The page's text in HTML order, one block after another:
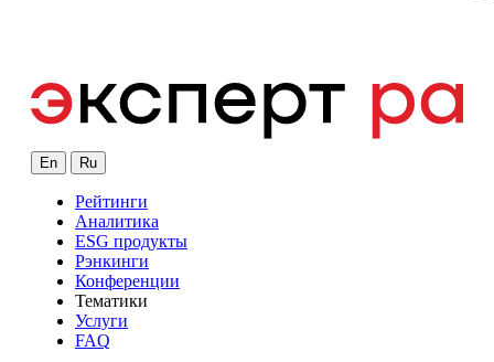
En Ru
Рейтинги
Аналитика
ESG продукты
Рэнкинги
Конференции
Тематики
Услуги
FAQ